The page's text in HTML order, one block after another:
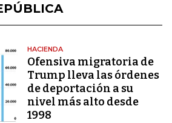
HACIENDA
Ofensiva migratoria de
Trump lleva las órdenes
de deportación a su
nivel más alto desde
1998